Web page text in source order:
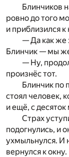
Блинчиков
ровно до того
и приблизился к
— Да как же
Блинчик — мы
— Ну,
произнёс тот.
Блинчик по
стоял человек,
и ещё, с
Страх
подогнулись, и
ухмыльнулся. И
вернулся к окну.